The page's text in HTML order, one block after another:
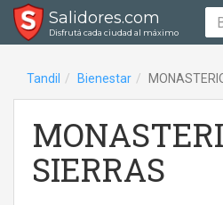
Salidores.com
Disfrutá cada ciudad al máximo
Tandil Bienestar
SIERRAS